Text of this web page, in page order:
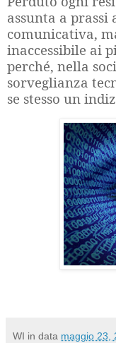
assunta a
comunicativa,
inaccessibile ai
perché, nella
sorveglianza
se stesso un
WI in data maggio 23,